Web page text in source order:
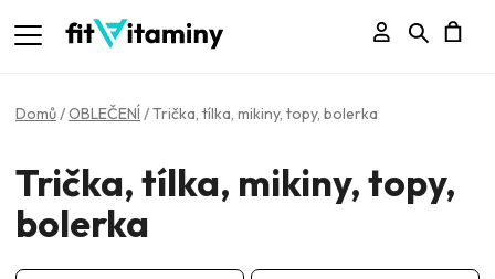
Přihlášení
Hledat
Domů/OBLEČENÍ /Trička, tílka, mikiny, topy, bolerka
Trička, tílka, mikiny, topy,
bolerka